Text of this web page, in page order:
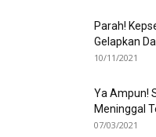
Parah!
Gelapkan
10/11/2021
Ya Ampun!
Meninggal
07/03/2021